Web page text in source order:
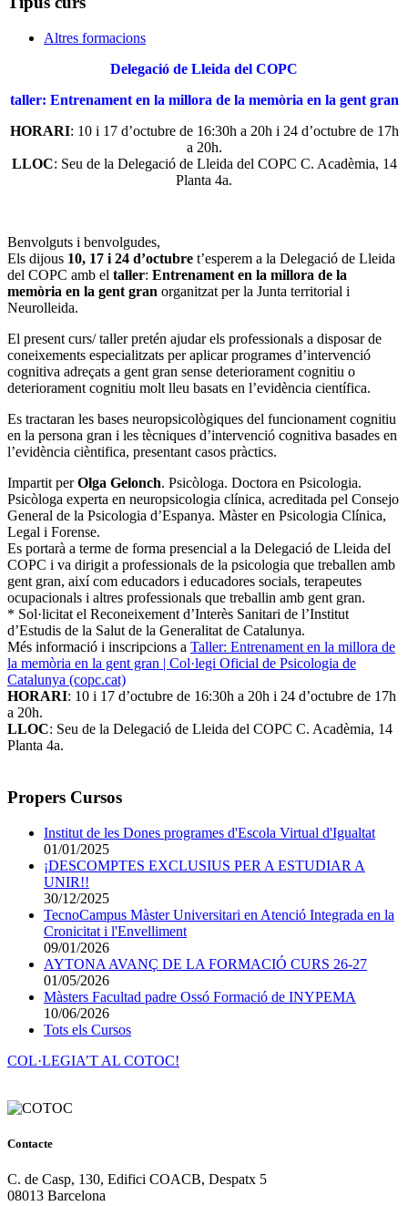
Altres formacions
Delegació de Lleida del COPC
taller: Entrenament en la millora de la memòria en la gent gran
HORARI: 10 i 17 d’octubre de 16:30h a 20h i 24 d’octubre de 17h
a 20h.
LLOC: Seu de la Delegació de Lleida del COPC C. Acadèmia, 14
Planta 4a.
Benvolguts i benvolgudes,
Els dijous 10, 17 i 24 d’octubre t’esperem a la Delegació de Lleida
del COPC amb el taller: Entrenament en la millora de la
memòria en la gent gran organitzat per la Junta territorial i
Neurolleida.
El present curs/ taller pretén ajudar els professionals a disposar de
coneixements especialitzats per aplicar programes d’intervenció
cognitiva adreçats a gent gran sense deteriorament cognitiu o
deteriorament cognitiu molt lleu basats en l’evidència científica.
Es tractaran les bases neuropsicològiques del funcionament cognitiu
en la persona gran i les tècniques d’intervenció cognitiva basades en
l’evidència cièntifica, presentant casos pràctics.
Impartit perOlga Gelonch. Psicòloga. Doctora en Psicologia.
Psicòloga experta en neuropsicologia clínica, acreditada pel Consejo
General de la Psicologia d’Espanya. Màster en Psicologia Clínica,
Legal i Forense.
Es portarà a terme de forma presencial a la Delegació de Lleida del
COPC i va dirigit a professionals de la psicologia que treballen amb
gent gran, així com educadors i educadores socials, terapeutes
ocupacionals i altres professionals que treballin amb gent gran.
* Sol·licitat el Reconeixement d’Interès Sanitari de l’Institut
d’Estudis de la Salut de la Generalitat de Catalunya.
Més informació i inscripcions a Taller: Entrenament en la millora de
la memòria en la gent gran | Col·legi Oficial de Psicologia de
Catalunya (copc.cat)
HORARI: 10 i 17 d’octubre de 16:30h a 20h i 24 d’octubre de 17h
a 20h.
LLOC: Seu de la Delegació de Lleida del COPC C. Acadèmia, 14
Planta 4a.
Propers Cursos
Institut de les Dones programes d'Escola Virtual d'Igualtat
01/01/2025
¡DESCOMPTES EXCLUSIUS PER A ESTUDIAR A
UNIR!!
30/12/2025
TecnoCampus Màster Universitari en Atenció Integrada en la
Cronicitat i l'Envelliment
09/01/2026
AYTONA AVANÇ DE LA FORMACIÓ CURS 26-27
01/05/2026
Màsters Facultad padre Ossó Formació de INYPEMA
10/06/2026
Tots els Cursos
COL·LEGIA’T AL COTOC!
Contacte
C. de Casp, 130, Edifici COACB, Despatx 5
08013 Barcelona